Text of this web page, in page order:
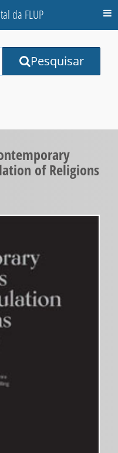
da FLUP
Pesquisar
of Religions